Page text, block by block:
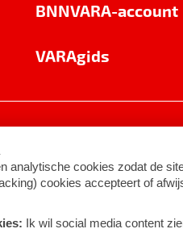
BNNVARA-account
VARAgids
©2026